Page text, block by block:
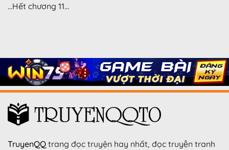
…Hết chương 11…
TruyenQQ trang đọc truyện hay nhất, đọc truyện tranh